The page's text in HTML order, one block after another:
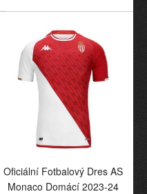
AS Monaco Domácí
2023-24 pro Děti
70,55€ 29,88€
Oficiální Fotbalový Dres AS
Monaco Domácí 2023-24